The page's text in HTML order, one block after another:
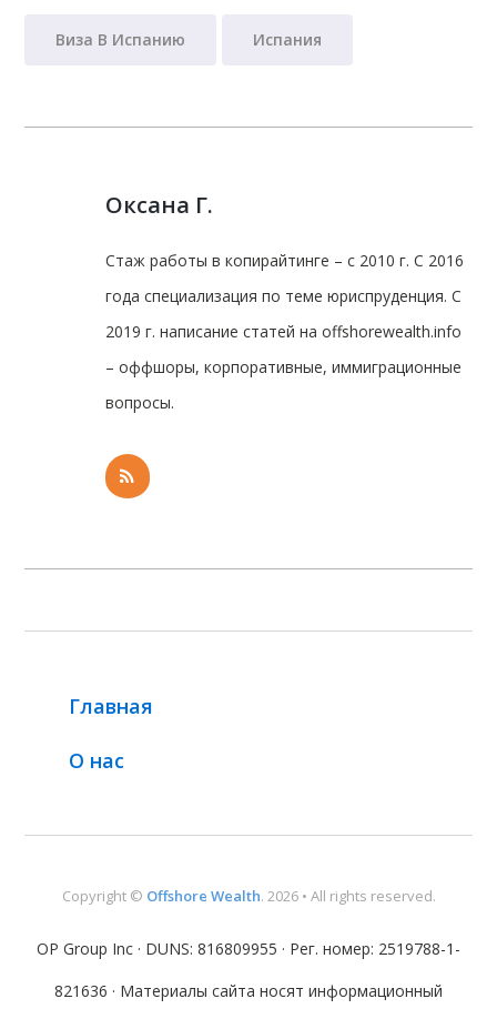
Виза В Испанию Испания
Оксана Г.
Стаж работы в копирайтинге – с 2010 г. С 2016
года специализация по теме юриспруденция. С
2019 г. написание статей на offshorewealth.info
– оффшоры, корпоративные, иммиграционные
вопросы.
Главная
О нас
Copyright © Offshore Wealth. 2026 • All rights reserved.
OP Group Inc · DUNS: 816809955 · Рег. номер: 2519788-1-
821636 · Материалы сайта носят информационный